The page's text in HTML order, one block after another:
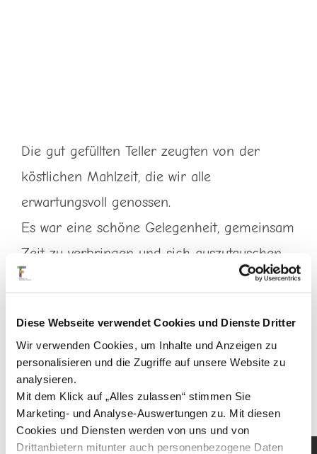
Diese Webseite verwendet Cookies und Dienste Dritter
Wir verwenden Cookies, um Inhalte und Anzeigen zu
personalisieren und die Zugriffe auf unsere Website zu
analysieren.
Mit dem Klick auf „Alles zulassen“ stimmen Sie
Marketing- und Analyse-Auswertungen zu. Mit diesen
Cookies und Diensten werden von uns und von
Drittanbietern mitunter auch personenbezogene Daten
Die gut gefüllten Teller zeugten von der
köstlichen Mahlzeit, die wir alle
erwartungsvoll genossen.
Es war eine schöne Gelegenheit, gemeinsam
Zeit zu verbringen und sich auszutauschen.
Auch dieses Jahr wurden ein Maikönig und
seine Maikönigin gekrönt.
TATATA!
Jenny ist unsere Maikönigin und Cindy
unser Maikönig.